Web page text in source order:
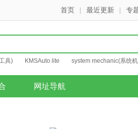
首页 | 最近更新 | 专
具) KMSAuto lite system mechanic(系统
网址导航